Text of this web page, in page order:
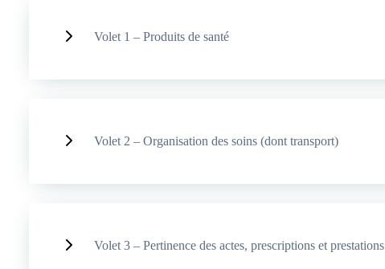
Volet 1 – Produits de santé
Volet 2 – Organisation des soins (dont transport)
Volet 3 – Pertinence des actes, prescriptions et prestations